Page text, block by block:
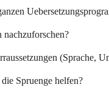
nachzuforschen?
(Sprache,
Spruenge helfen?